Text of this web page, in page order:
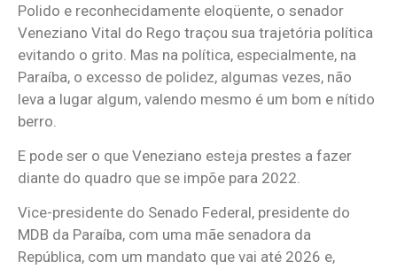
Polido e reconhecidamente eloqüente, o senador
Veneziano Vital do Rego traçou sua trajetória política
evitando o grito. Mas na política, especialmente, na
Paraíba, o excesso de polidez, algumas vezes, não
leva a lugar algum, valendo mesmo é um bom e nítido
berro.
E pode ser o que Veneziano esteja prestes a fazer
diante do quadro que se impõe para 2022.
Vice-presidente do Senado Federal, presidente do
MDB da Paraíba, com uma mãe senadora da
República, com um mandato que vai até 2026 e,